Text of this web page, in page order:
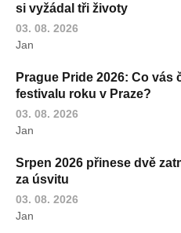
si vyžádal tři životy
03. 08. 2026
Jan
Prague Pride 2026: Co vás
festivalu roku v Praze?
03. 08. 2026
Jan
Srpen 2026 přinese dvě
za úsvitu
03. 08. 2026
Jan